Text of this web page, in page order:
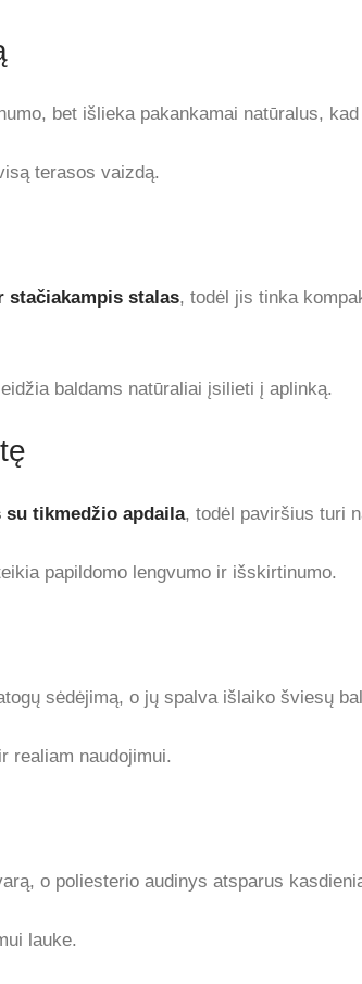
bet išlieka pakankamai natūralus,
terasos vaizdą.
stalas, todėl jis tinka
baldams natūraliai įsilieti į aplinką.
su tikmedžio apdaila, todėl paviršius turi
papildomo lengvumo ir išskirtinumo.
sėdėjimą, o jų spalva išlaiko šviesų
realiam naudojimui.
o poliesterio audinys atsparus
lauke.